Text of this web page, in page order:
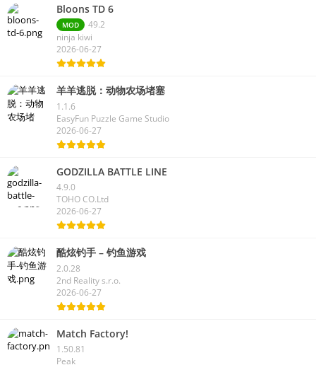
Bloons TD 6
MOD
49.2
ninja kiwi
2026-06-27
羊羊逃脱：动物农场堵塞
1.1.6
EasyFun Puzzle Game Studio
2026-06-27
GODZILLA BATTLE LINE
4.9.0
TOHO CO.Ltd
2026-06-27
酷炫钓手 – 钓鱼游戏
2.0.28
2nd Reality s.r.o.
2026-06-27
Match Factory!
1.50.81
Peak